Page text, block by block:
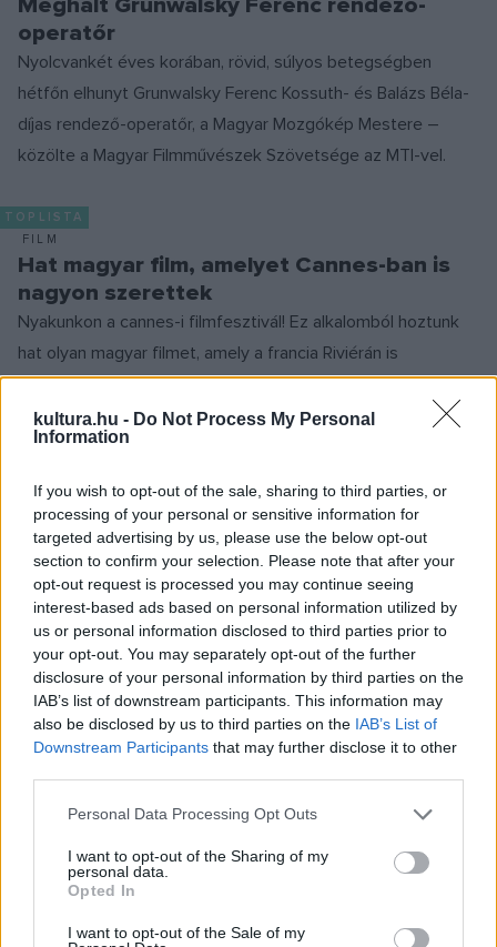
kultura.hu - Do Not Process My Personal
Information
If you wish to opt-out of the sale, sharing to third parties, or
processing of your personal or sensitive information for
targeted advertising by us, please use the below opt-out
section to confirm your selection. Please note that after your
opt-out request is processed you may continue seeing
interest-based ads based on personal information utilized by
us or personal information disclosed to third parties prior to
your opt-out. You may separately opt-out of the further
disclosure of your personal information by third parties on the
IAB’s list of downstream participants. This information may
also be disclosed by us to third parties on the IAB’s List of
Downstream Participants that may further disclose it to other
Please note that this website/app uses one or more Google
not limited to your visit or usage behaviour. You may click to
grant or deny consent to Google and its third-party tags to
use your data for below specified purposes in below Google
consent section.
Personal Data Processing Opt Outs
I want to opt-out of the Sharing of my
personal data.
Opted In
I want to opt-out of the Sale of my
operatőr
Nyolcvankét éves korában, rövid, súlyos betegségben
hétfőn elhunyt Grunwalsky Ferenc Kossuth- és Balázs Béla-
díjas rendező-operatőr, a Magyar Mozgókép Mestere –
közölte a Magyar Filmművészek Szövetsége az MTI-vel.
TOPLISTA
FILM
Hat magyar film, amelyet Cannes-ban is
nagyon szerettek
Nyakunkon a cannes-i filmfesztivál! Ez alkalomból hoztunk
hat olyan magyar filmet, amely a francia Riviérán is
bemutatkozott.
Szabó István előtt tisztelegnek a cannes-i
filmfesztiválon
Világsikerű Szabó István-film gazdagítja a májusi cannes-i
fesztivál hivatalos válogatását. A napfény íze című, 1999-
ben bemutatott, háromszoros európai filmdíjas alkotást
meghívták a felújított mozifilmek javát felvonultató Cannes
Classics programba. A cannes-i premieren személyesen
vesz részt Szabó István és Robert Lantos producer.
Január 6-án történt
1966-ban ezen a napon mutatták be a Szegénylegényeket.
Jancsó Miklós legismertebb alkotása a magyar film fontos
elismert alapműve. A rendező itt dolgozta ki és használta